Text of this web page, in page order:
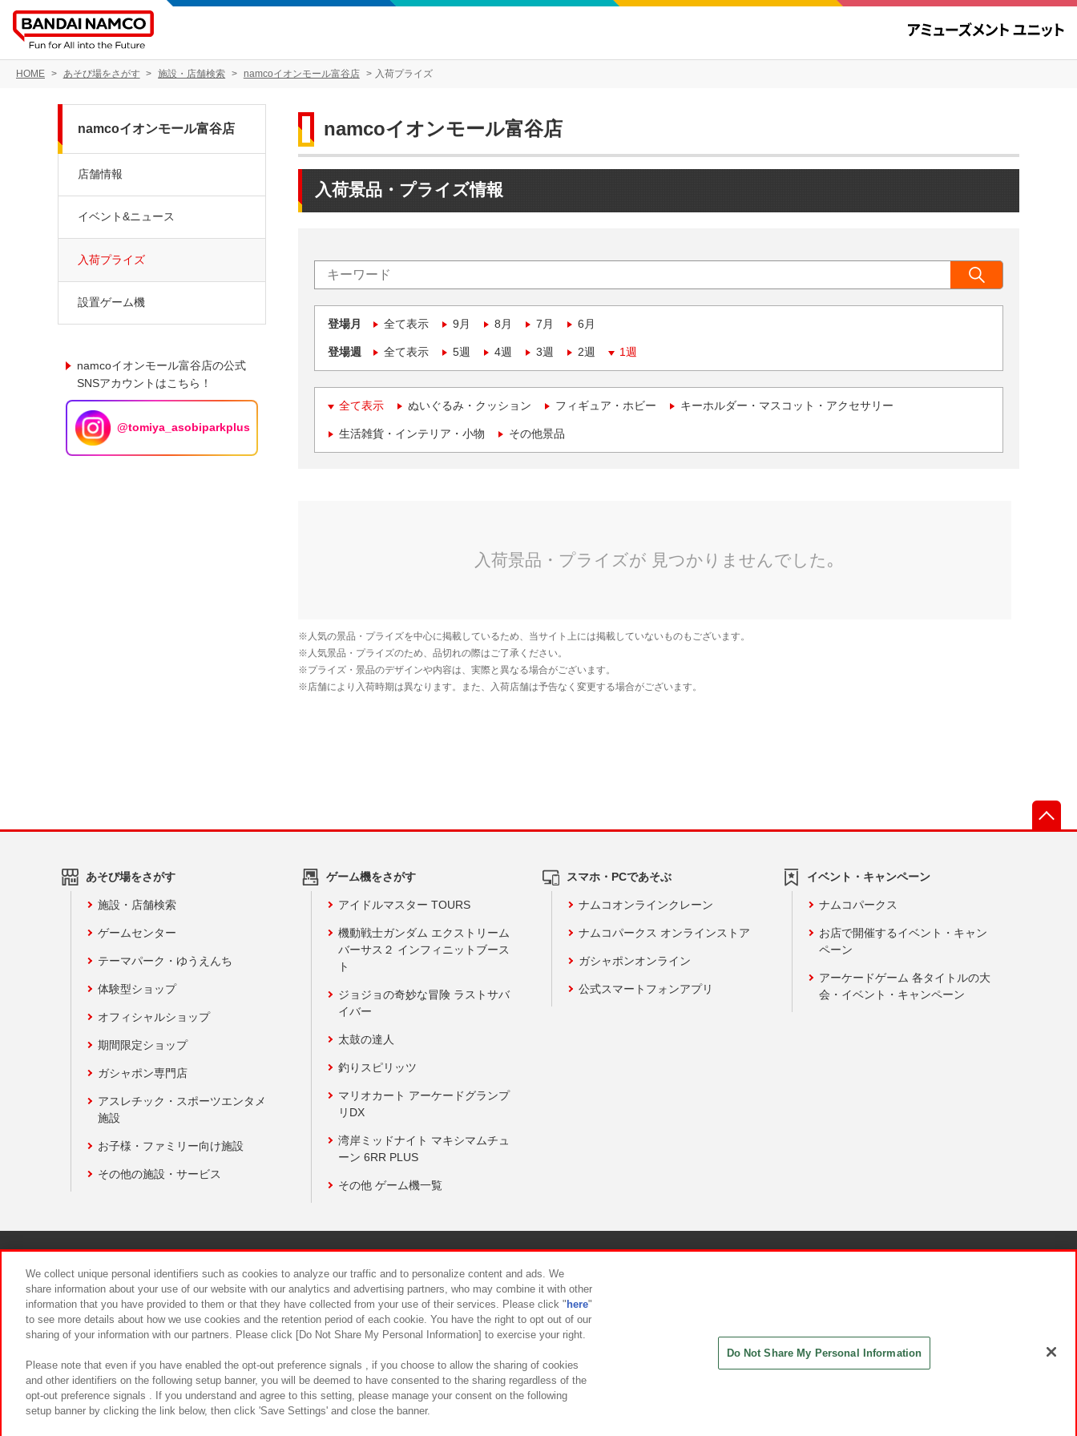
HOME あそび場をさがす 施設・店舗検索 namcoイオンモール富谷店 入荷プライズ
namcoイオンモール富谷店
入荷景品・プライズ情報
登場月 全て表示 9月 8月 7月 6月
登場週 全て表示 5週 4週 3週 2週 1週
全て表示 ぬいぐるみ・クッション フィギュア・ホビー キーホルダー・マスコット・アクセサリー
生活雑貨・インテリア・小物 その他景品
namcoイオンモール富谷店
店舗情報
イベント&ニュース
入荷プライズ
設置ゲーム機
namcoイオンモール富谷店の公式
SNSアカウントはこちら！
@tomiya_asobiparkplus
あそび場をさがす
施設・店舗検索
ゲームセンター
テーマパーク・ゆうえんち
体験型ショップ
オフィシャルショップ
期間限定ショップ
ガシャポン専門店
アスレチック・スポーツエンタメ
施設
お子様・ファミリー向け施設
その他の施設・サービス
ゲーム機をさがす
アイドルマスター TOURS
機動戦士ガンダム エクストリーム
バーサス２ インフィニットブース
ト
ジョジョの奇妙な冒険 ラストサバ
イバー
太鼓の達人
釣りスピリッツ
マリオカート アーケードグランプ
リDX
湾岸ミッドナイト マキシマムチュ
ーン 6RR PLUS
その他 ゲーム機一覧
スマホ・PCであそぶ
ナムコオンラインクレーン
ナムコパークス オンラインストア
ガシャポンオンライン
公式スマートフォンアプリ
イベント・キャンペーン
ナムコパークス
お店で開催するイベント・キャン
ペーン
アーケードゲーム 各タイトルの大
会・イベント・キャンペーン
食品のご提供について カスタマーハラスメント対応方針
We collect unique personal identifiers such as cookies to analyze our traffic and to personalize content and ads. We
share information about your use of our website with our analytics and advertising partners, who may combine it with other
information that you have provided to them or that they have collected from your use of their services. Please click " here"
to see more details about how we use cookies and the retention period of each cookie. You have the right to opt out of our
sharing of your information with our partners. Please click [Do Not Share My Personal Information] to exercise your right.
Please note that even if you have enabled the opt-out preference signals , if you choose to allow the sharing of cookies
and other identifiers on the following setup banner, you will be deemed to have consented to the sharing regardless of the
opt-out preference signals . If you understand and agree to this setting, please manage your consent on the following
setup banner by clicking the link below, then click 'Save Settings' and close the banner.
Do Not Share My Personal Information